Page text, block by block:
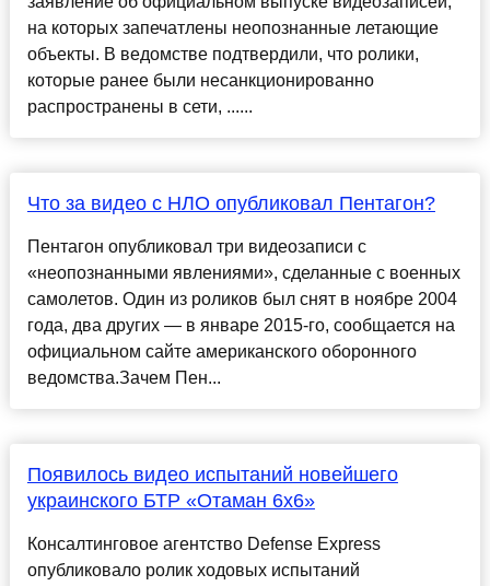
на которых запечатлены неопознанные летающие
объекты. В ведомстве подтвердили, что ролики,
которые ранее были несанкционированно
распространены в сети, ......
Что за видео с НЛО опубликовал Пентагон?
Пентагон опубликовал три видеозаписи с
«неопознанными явлениями», сделанные с военных
самолетов. Один из роликов был снят в ноябре 2004
года, два других — в январе 2015-го, сообщается на
официальном сайте американского оборонного
ведомства.Зачем Пен...
Появилось видео испытаний новейшего
украинского БТР «Отаман 6х6»
Консалтинговое агентство Defense Express
опубликовало ролик ходовых испытаний